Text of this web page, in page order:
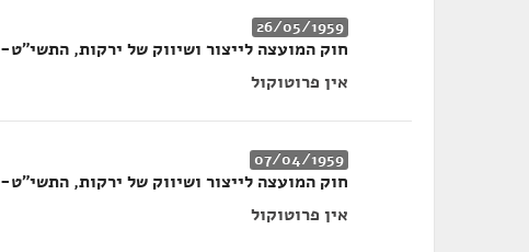
26/05/1959
חוק המועצה לייצור ושיווק של ירקות, התשי"ט-1959
אין פרוטוקול
07/04/1959
חוק המועצה לייצור ושיווק של ירקות, התשי"ט-1959
אין פרוטוקול